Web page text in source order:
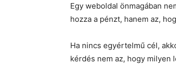
Egy weboldal önmagában
hozza a pénzt, hanem az,
Ha nincs egyértelmű cél,
kérdés nem az, hogy milyen